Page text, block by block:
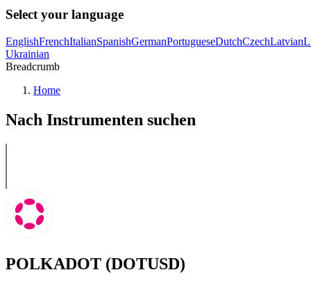
Select your language
EnglishFrenchItalianSpanishGermanPortugueseDutchCzechLatvian
Ukrainian
Breadcrumb
Home
Nach Instrumenten suchen
POLKADOT (DOTUSD)